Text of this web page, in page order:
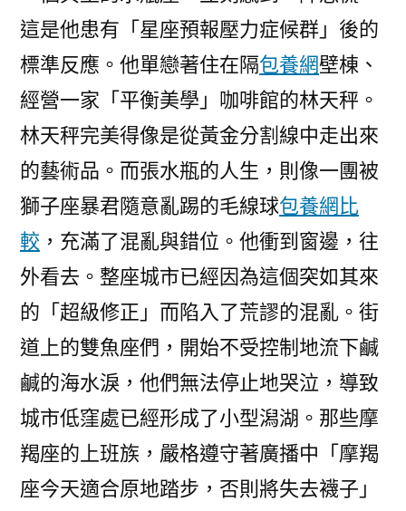
這是他患有「星座預報壓力症候群」後的
標準反應。他單戀著住在隔包養網壁棟、
經營一家「平衡美學」咖啡館的林天秤。
林天秤完美得像是從黃金分割線中走出來
的藝術品。而張水瓶的人生，則像一團被
獅子座暴君隨意亂踢的毛線球包養網比
較 ，充滿了混亂與錯位。他衝到窗邊，往
外看去。整座城市已經因為這個突如其來
的「超級修正」而陷入了荒謬的混亂。街
道上的雙魚座們，開始不受控制地流下鹹
鹹的海水淚，他們無法停止地哭泣，導致
城市低窪處已經形成了小型潟湖。那些摩
羯座的上班族，嚴格遵守著廣播中「摩羯
座今天適合原地踏步，否則將失去襪子」